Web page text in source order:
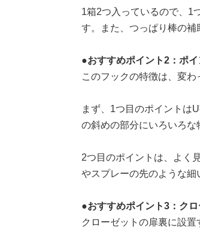
1箱2つ入っているので、1
す。また、つっぱり棒の補
●おすすめポイント2：ポ
このフックの特徴は、変わ
まず、1つ目のポイントは
の斜めの部分にいろいろな
2つ目のポイントは、よく
やスプレーの先のような細
●おすすめポイント3：ク
クローゼットの扉裏に設置